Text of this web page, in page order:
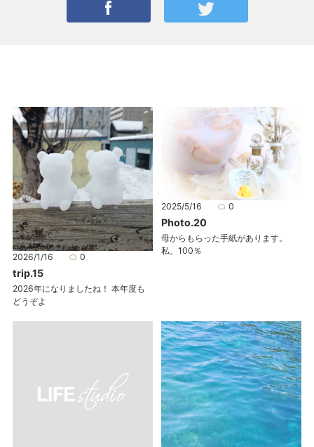
2026/1/16 0
trip.15
2026年になりましたね！ 本年度も
どうぞよ
2025/5/16 0
Photo.20
母からもらった手紙があります。
私、100％